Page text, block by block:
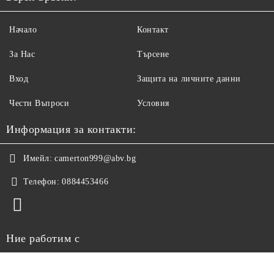
Начало
За Нас
Вход
Чести Въпроси
Контакт
Търсене
Защита на личните данни
Условия
Информация за контакти:
Имейл: camerton999@abv.bg
Телефон: 0884453466
Ние работим с